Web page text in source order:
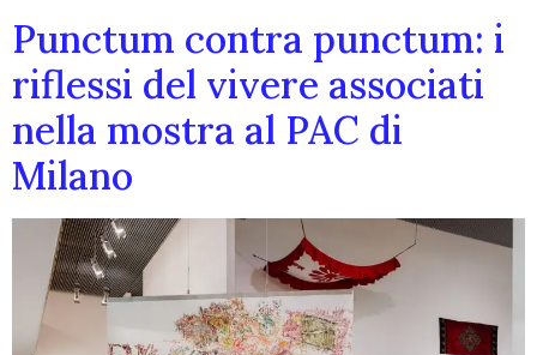
Punctum contra punctum: i
riflessi del vivere associati
nella mostra al PAC di
Milano